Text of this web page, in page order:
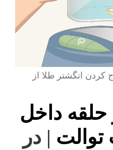
کردن انگشتر طلا از
حلقه داخل
توالت | در